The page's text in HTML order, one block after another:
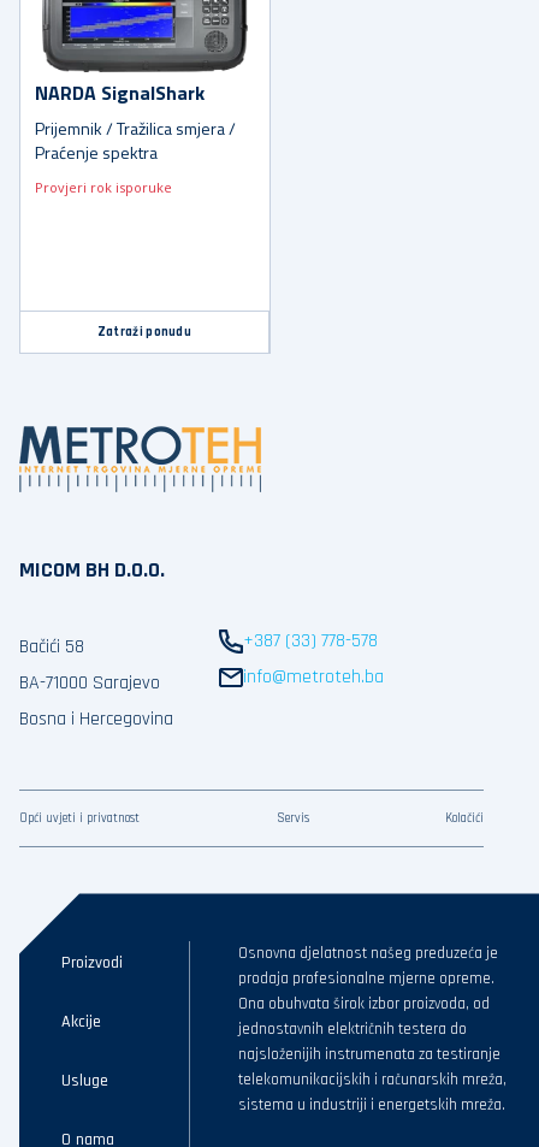
NARDA SignalShark
Prijemnik / Tražilica smjera /
Praćenje spektra
Provjeri rok isporuke
Zatraži ponudu
MICOM BH D.O.O.
Bačići 58
BA-71000 Sarajevo
Bosna i Hercegovina
+387 (33) 778-578
info@metroteh.ba
Opći uvjeti i privatnost Servis Kolačići
Proizvodi
Akcije
Usluge
O nama
Osnovna djelatnost našeg preduzeća je
prodaja profesionalne mjerne opreme.
Ona obuhvata širok izbor proizvoda, od
jednostavnih električnih testera do
najsloženijih instrumenata za testiranje
telekomunikacijskih i računarskih mreža,
sistema u industriji i energetskih mreža.